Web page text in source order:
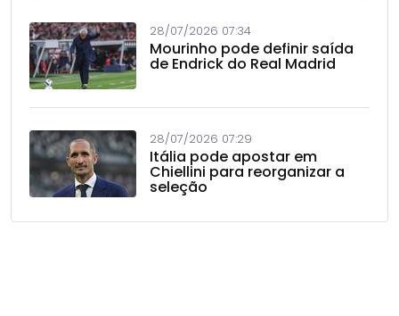
28/07/2026 07:34
Mourinho pode definir saída
de Endrick do Real Madrid
28/07/2026 07:29
Itália pode apostar em
Chiellini para reorganizar a
seleção